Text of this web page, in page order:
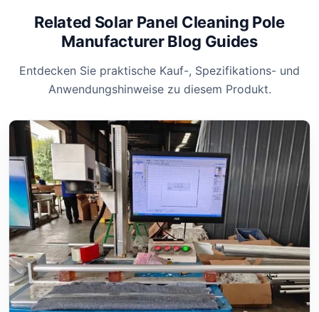
Related Solar Panel Cleaning Pole
Manufacturer Blog Guides
Entdecken Sie praktische Kauf-, Spezifikations- und
Anwendungshinweise zu diesem Produkt.